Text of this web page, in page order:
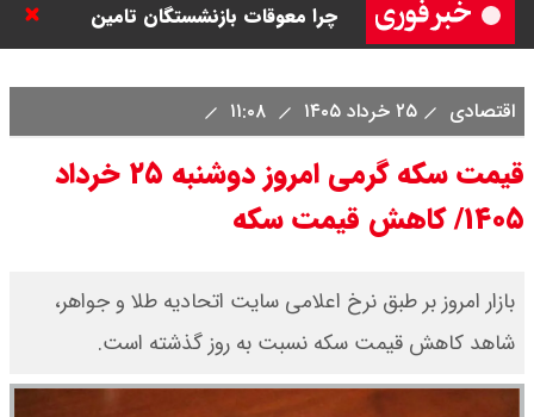
چرا معوقات بازنشستگان تامین
جزئیات عرضه اولیه احیا در فرابورس
اعلام شد
قیمت بیت کوین،تتر و اتریوم امروز
جمعه ۱۶ مرداد۱۴۰۵ / قیمت بیت
کوین چند؟ + جدول
قیمت طلای جهان امروز جمعه
اقتصادی ۲۵ خرداد ۱۴۰۵
قیمت سکه گرمی امروز دوشنبه ۲۵ خرداد
۱۴۰۵/ کاهش قیمت سکه
بازار امروز بر طبق نرخ اعلامی سایت اتحادیه طلا و جواهر،
شاهد کاهش قیمت‌‌‌‌ سکه نسبت به روز گذشته است.